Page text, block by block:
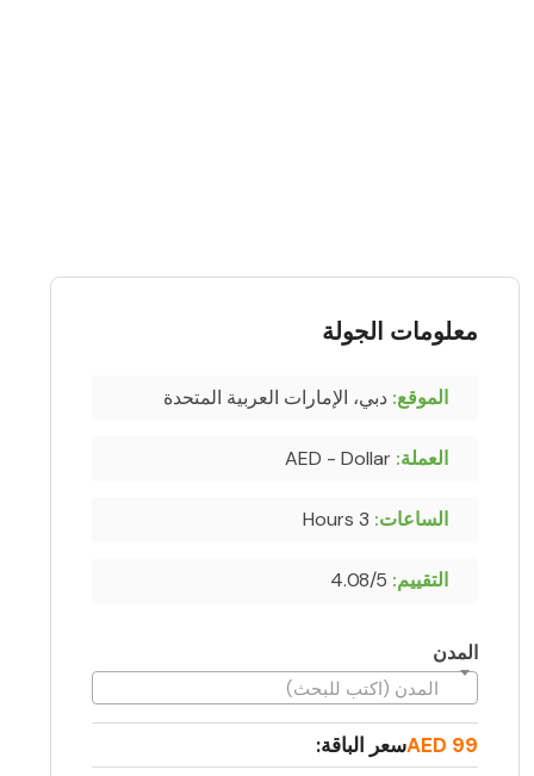
معلومات الجولة
الموقع: دبي، الإمارات العربية المتحدة
العملة:
الساعات:
التقييم:
المدن
المدن (اكتب للبحث)
سعر الباقة: 99 AED